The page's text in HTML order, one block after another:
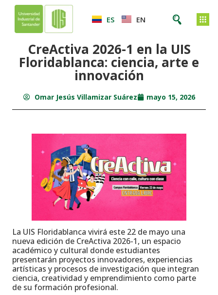
ES EN
CreActiva 2026-1 en la UIS
Floridablanca: ciencia, arte e
innovación
Omar Jesús Villamizar Suárez mayo 15, 2026
La UIS Floridablanca vivirá este 22 de mayo una
nueva edición de CreActiva 2026-1, un espacio
académico y cultural donde estudiantes
presentarán proyectos innovadores, experiencias
artísticas y procesos de investigación que integran
ciencia, creatividad y emprendimiento como parte
de su formación profesional.